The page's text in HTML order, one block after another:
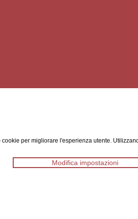
cookie per migliorare l'esperienza utente.
Modifica impostazioni